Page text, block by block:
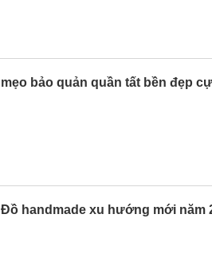
mẹo bảo quản quần tất bền đẹp
Đồ handmade xu hướng mới năm